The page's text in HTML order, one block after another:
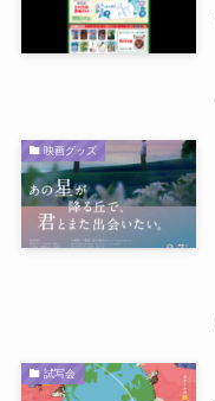
映画グッズ
試写会